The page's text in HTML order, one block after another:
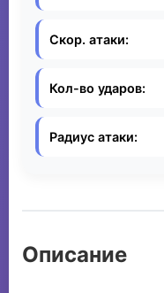
Скор. атаки:
Кол-во ударов:
Радиус атаки:
Описание